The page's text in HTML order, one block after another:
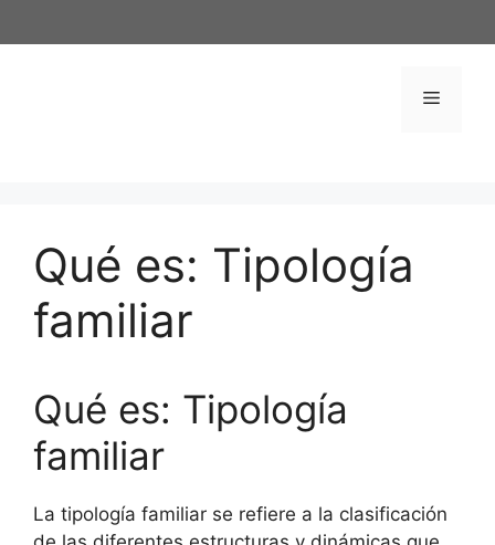
al
Menú
Qué es: Tipología
familiar
Qué es: Tipología
familiar
La tipología familiar se refiere a la clasificación